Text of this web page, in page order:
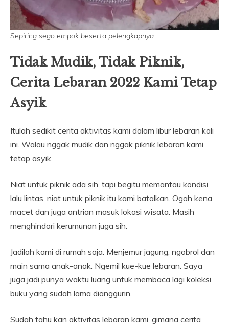
Sepiring sego empok beserta pelengkapnya
Tidak Mudik, Tidak Piknik,
Cerita Lebaran 2022 Kami Tetap
Asyik
Itulah sedikit cerita aktivitas kami dalam libur lebaran kali
ini. Walau nggak mudik dan nggak piknik lebaran kami
tetap asyik.
Niat untuk piknik ada sih, tapi begitu memantau kondisi
lalu lintas, niat untuk piknik itu kami batalkan. Ogah kena
macet dan juga antrian masuk lokasi wisata. Masih
menghindari kerumunan juga sih.
Jadilah kami di rumah saja. Menjemur jagung, ngobrol dan
main sama anak-anak. Ngemil kue-kue lebaran. Saya
juga jadi punya waktu luang untuk membaca lagi koleksi
buku yang sudah lama dianggurin.
Sudah tahu kan aktivitas lebaran kami, gimana cerita